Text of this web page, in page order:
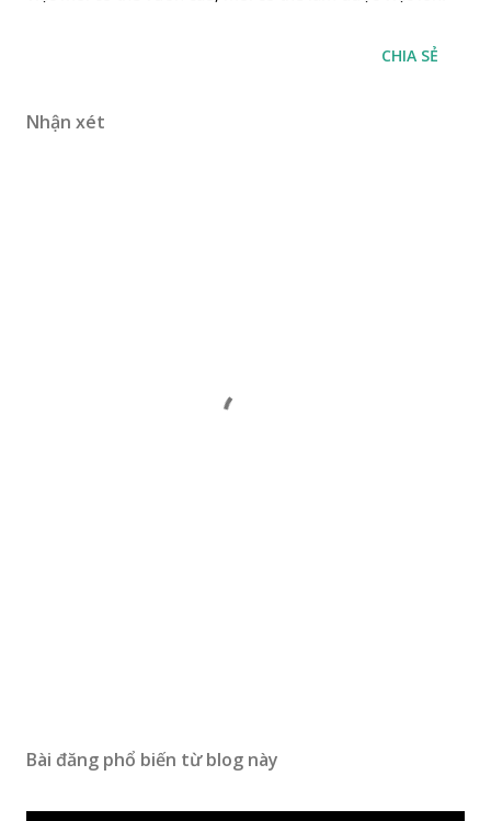
CHIA SẺ
Nhận xét
Bài đăng phổ biến từ blog này